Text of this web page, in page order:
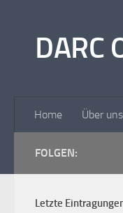
DARC
Home Über uns
FOLGEN:
Letzte